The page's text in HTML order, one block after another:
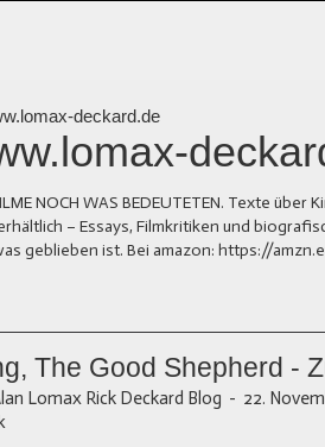
NOCH WAS BEDEUTETEN. Texte
– Essays, Filmkritiken und
geblieben ist. Bei amazon: https://
The Good Shepherd -
Lomax Rick Deckard Blog - 22.